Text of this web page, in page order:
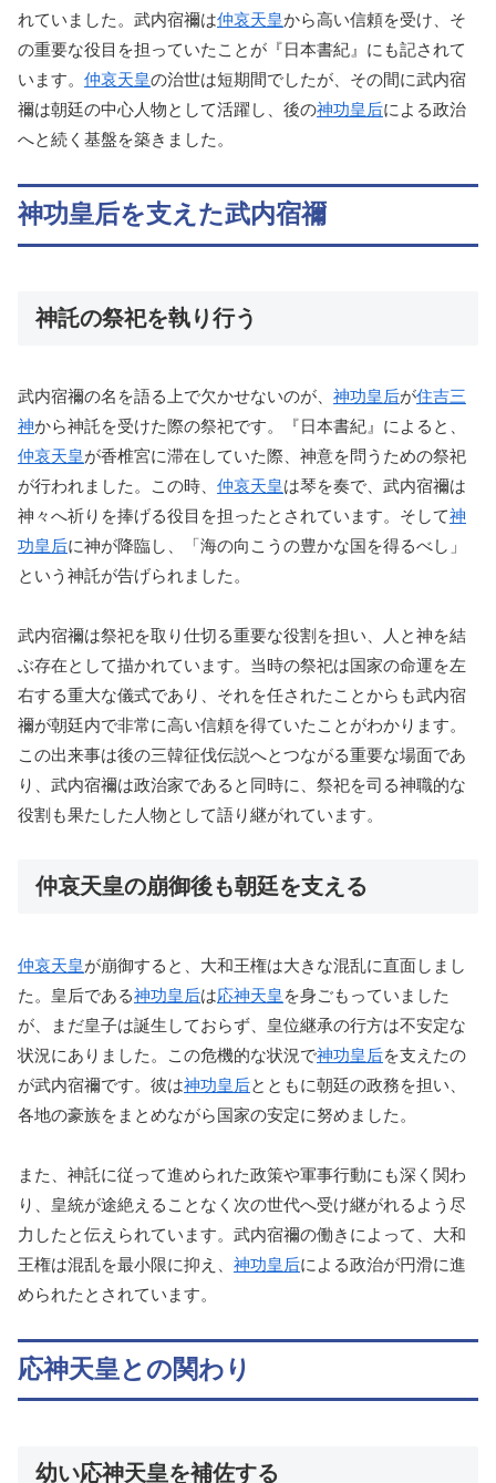
れていました。武内宿禰は仲哀天皇から高い信頼を受け、そ
の重要な役目を担っていたことが『日本書紀』にも記されて
います。 仲哀天皇の治世は短期間でしたが、その間に武内宿
禰は朝廷の中心人物として活躍し、後の神功皇后による政治
へと続く基盤を築きました。
神功皇后を支えた武内宿禰
神託の祭祀を執り行う
武内宿禰の名を語る上で欠かせないのが、 神功皇后が住吉三
神から神託を受けた際の祭祀です。『日本書紀』によると、
仲哀天皇が香椎宮に滞在していた際、神意を問うための祭祀
が行われました。この時、 仲哀天皇は琴を奏で、武内宿禰は
神々へ祈りを捧げる役目を担ったとされています。そして神
功皇后に神が降臨し、「海の向こうの豊かな国を得るべし」
という神託が告げられました。
武内宿禰は祭祀を取り仕切る重要な役割を担い、人と神を結
ぶ存在として描かれています。当時の祭祀は国家の命運を左
右する重大な儀式であり、それを任されたことからも武内宿
禰が朝廷内で非常に高い信頼を得ていたことがわかります。
この出来事は後の三韓征伐伝説へとつながる重要な場面であ
り、武内宿禰は政治家であると同時に、祭祀を司る神職的な
役割も果たした人物として語り継がれています。
仲哀天皇の崩御後も朝廷を支える
仲哀天皇が崩御すると、大和王権は大きな混乱に直面しまし
た。皇后である神功皇后は応神天皇 を身ごもっていました
が、まだ皇子は誕生しておらず、皇位継承の行方は不安定な
状況にありました。この危機的な状況で神功皇后を支えたの
が武内宿禰です。彼は神功皇后とともに朝廷の政務を担い、
各地の豪族をまとめながら国家の安定に努めました。
また、神託に従って進められた政策や軍事行動にも深く関わ
り、皇統が途絶えることなく次の世代へ受け継がれるよう尽
力したと伝えられています。武内宿禰の働きによって、大和
王権は混乱を最小限に抑え、 神功皇后による政治が円滑に進
められたとされています。
応神天皇との関わり
幼い応神天皇を補佐する